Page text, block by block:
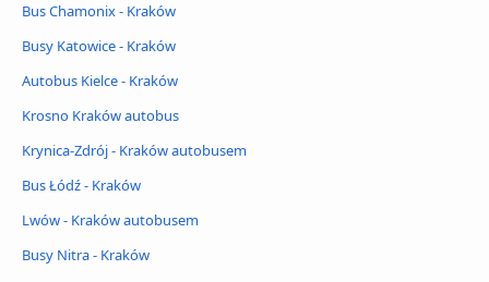
Bus Chamonix - Kraków
Busy Katowice - Kraków
Autobus Kielce - Kraków
Krosno Kraków autobus
Krynica-Zdrój - Kraków autobusem
Bus Łódź - Kraków
Lwów - Kraków autobusem
Busy Nitra - Kraków